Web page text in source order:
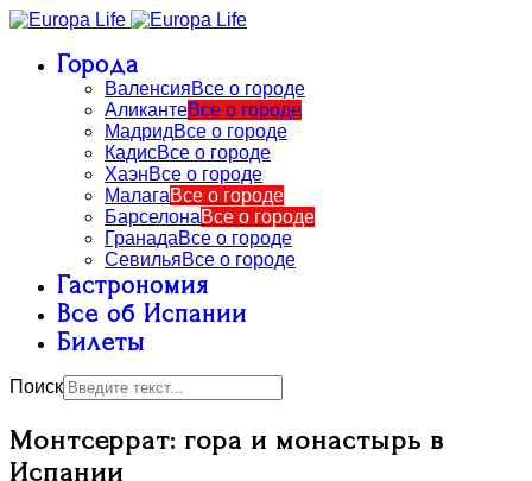
Города
ВаленсияВсе о городе
АликантеВсе о городе
МадридВсе о городе
КадисВсе о городе
ХаэнВсе о городе
МалагаВсе о городе
БарселонаВсе о городе
ГранадаВсе о городе
СевильяВсе о городе
Гастрономия
Все об Испании
Билеты
Поиск
Монтсеррат: гора и монастырь в
Испании